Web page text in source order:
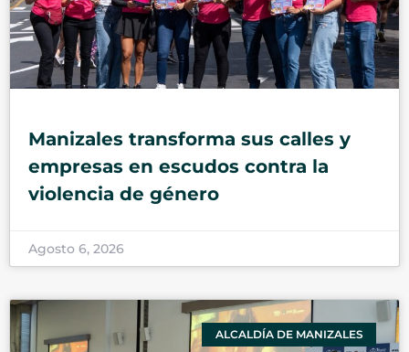
Manizales transforma sus calles y
empresas en escudos contra la
violencia de género
Agosto 6, 2026
ALCALDÍA DE MANIZALES